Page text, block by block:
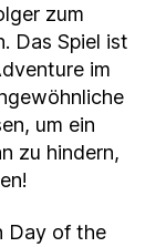
zum
Das Spiel ist
im
um ein
zu hindern,
Day of the